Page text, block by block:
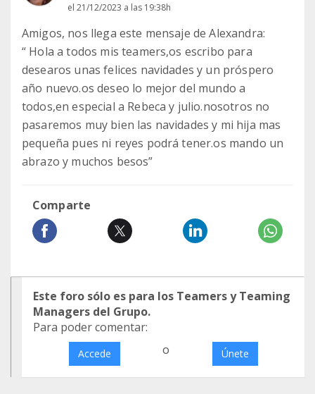
el 21/12/2023 a las 19:38h
Amigos, nos llega este mensaje de Alexandra:
“ Hola a todos mis teamers,os escribo para
desearos unas felices navidades y un próspero
año nuevo.os deseo lo mejor del mundo a
todos,en especial a Rebeca y julio.nosotros no
pasaremos muy bien las navidades y mi hija mas
pequeña pues ni reyes podrá tener.os mando un
abrazo y muchos besos”
Comparte
Este foro sólo es para los Teamers y Teaming
Managers del Grupo.
Para poder comentar:
Accede o Únete